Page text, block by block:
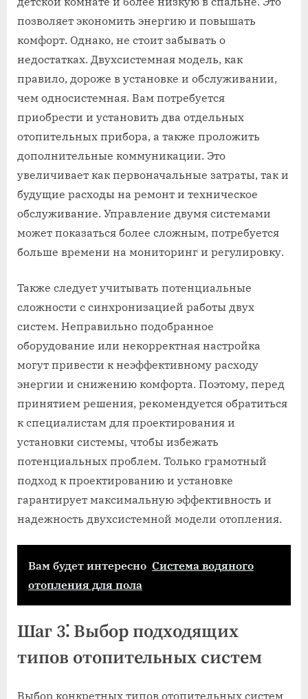
позволяет экономить энергию и повышать
комфорт. Однако, не стоит забывать о
недостатках. Двухсистемная модель, как
правило, дороже в установке и обслуживании,
чем односистемная. Вам потребуется
приобрести и установить два отдельных
отопительных прибора, а также проложить
дополнительные коммуникации. Это
увеличивает как первоначальные затраты, так и
будущие расходы на ремонт и техническое
обслуживание. Управление двумя системами
может показаться более сложным, потребуется
больше времени на мониторинг и регулировку.
Также следует учитывать потенциальные
сложности с синхронизацией работы двух
систем. Неправильно подобранное
оборудование или некорректная настройка
могут привести к неэффективному расходу
энергии и снижению комфорта. Поэтому, перед
принятием решения, рекомендуется обратиться
к специалистам для проектирования и
установки системы, чтобы избежать
потенциальных проблем. Только грамотный
подход к проектированию и установке
гарантирует максимальную эффективность и
надежность двухсистемной модели отопления.
Вам будет интересно Система водяного
отопления для пола
Шаг 3⁚ Выбор подходящих
типов отопительных систем
Выбор конкретных типов отопительных систем